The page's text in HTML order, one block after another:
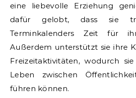
eine liebevolle Erziehung
dafür gelobt, dass sie
Terminkalenders Zeit für
Außerdem unterstützt sie ihre
Freizeitaktivitäten, wodurch
Leben zwischen
führen können.